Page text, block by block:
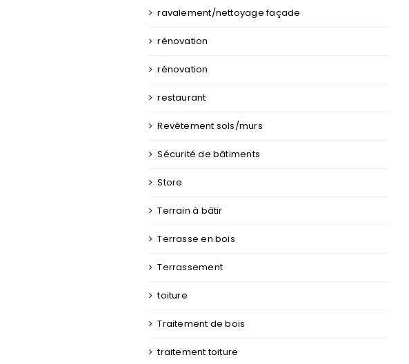
ravalement/nettoyage façade
rénovation
rénovation
restaurant
Revêtement sols/murs
Sécurité de bâtiments
Store
Terrain à bâtir
Terrasse en bois
Terrassement
toiture
Traitement de bois
traitement toiture